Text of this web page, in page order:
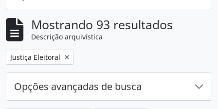
Mostrando 93 resultados
Descrição arquivística
Remover filtro:
Justiça Eleitoral
Opções avançadas de busca